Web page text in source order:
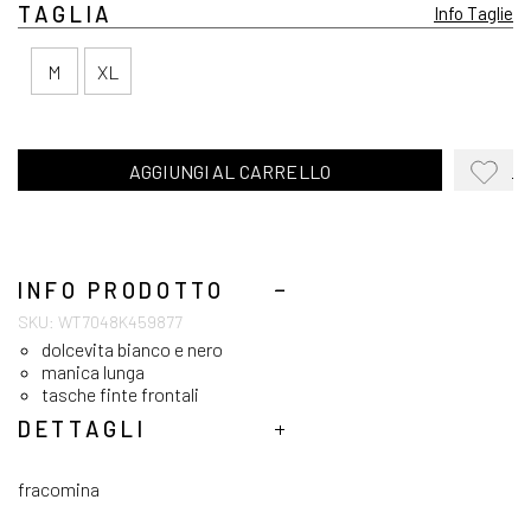
TAGLIA Info Taglie
M XL
AGGIUNGI AL CARRELLO
INFO PRODOTTO
SKU: WT7048K459877
dolcevita bianco e nero
manica lunga
tasche finte frontali
DETTAGLI
fracomina